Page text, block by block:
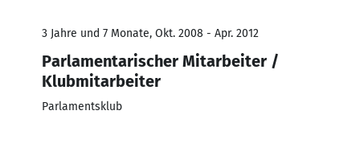
3 Jahre und 7 Monate, Okt. 2008 - Apr. 2012
Parlamentarischer Mitarbeiter /
Klubmitarbeiter
Parlamentsklub